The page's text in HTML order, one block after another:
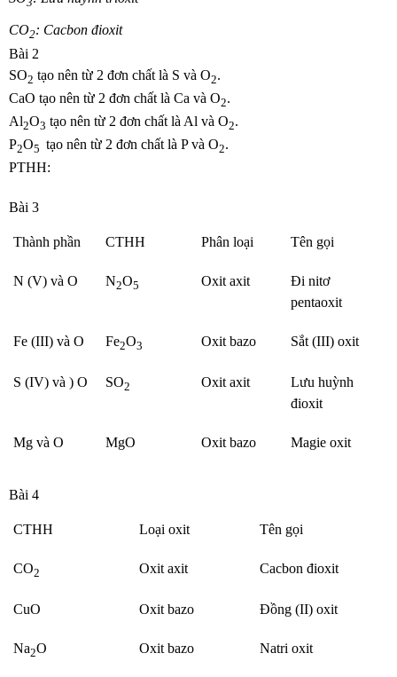
CO2: Cacbon đioxit
Bài 2
SO2 tạo nên từ 2 đơn chất là S và O2.
CaO tạo nên từ 2 đơn chất là Ca và O2.
Al2O3 tạo nên từ 2 đơn chất là Al và O2.
P2O5 tạo nên từ 2 đơn chất là P và O2.
PTHH:
Bài 3
Thành phần CTHH Phân loại Tên gọi
N (V) và O N2O5 Oxit axit
Đi nitơ
pentaoxit
Fe (III) và O Fe2O3 Oxit bazo Sắt (III) oxit
S (IV) và ) O SO2 Oxit axit
Lưu huỳnh
đioxit
Mg và O MgO Oxit bazo Magie oxit
Bài 4
CTHH Loại oxit Tên gọi
CO2 Oxit axit Cacbon đioxit
CuO Oxit bazo Đồng (II) oxit
Na2O Oxit bazo Natri oxit